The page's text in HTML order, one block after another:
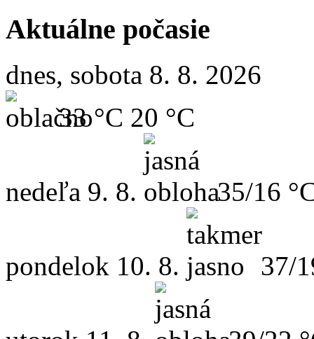
Aktuálne počasie
dnes, sobota 8. 8. 2026
33 °C 20 °C
nedeľa 9. 8. 35/16
pondelok 10. 8. 37/